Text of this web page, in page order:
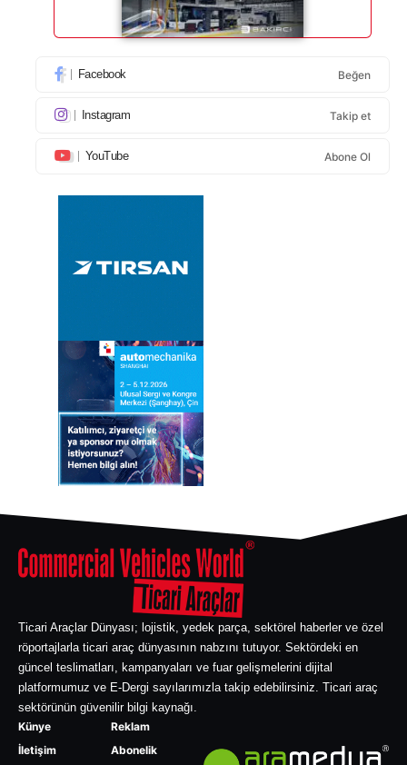
Facebook Beğen
Instagram Takip et
YouTube Abone Ol
Ticari Araçlar Dünyası; lojistik, yedek parça, sektörel haberler ve özel
röportajlarla ticari araç dünyasının nabzını tutuyor. Sektördeki en
güncel teslimatları, kampanyaları ve fuar gelişmelerini dijital
platformumuz ve E-Dergi sayılarımızla takip edebilirsiniz. Ticari araç
sektörünün güvenilir bilgi kaynağı.
Künye
İletişim
Reklam
Abonelik